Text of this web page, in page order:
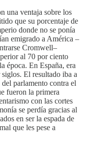
una ventaja sobre los
que su porcentaje de
donde no se ponía
emigrado a América –
Cromwell–
al 70 por ciento
época. En España, era
El resultado iba a
parlamento contra el
fueron la primera
con las cortes
se perdía gracias al
en ser la espada de
que les pese a